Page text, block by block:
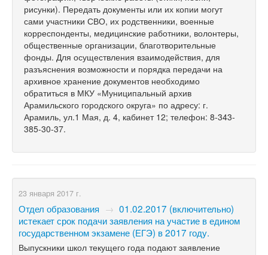
рисунки). Передать документы или их копии могут
сами участники СВО, их родственники, военные
корреспонденты, медицинские работники, волонтеры,
общественные организации, благотворительные
фонды. Для осуществления взаимодействия, для
разъяснения возможности и порядка передачи на
архивное хранение документов необходимо
обратиться в МКУ «Муниципальный архив
Арамильского городского округа» по адресу: г.
Арамиль, ул.1 Мая, д. 4, кабинет 12; телефон: 8-343-
385-30-37.
23 января 2017 г.
Отдел образования → 01.02.2017 (включительно)
истекает срок подачи заявления на участие в едином
государственном экзамене (ЕГЭ) в 2017 году.
Выпускники школ текущего года подают заявление